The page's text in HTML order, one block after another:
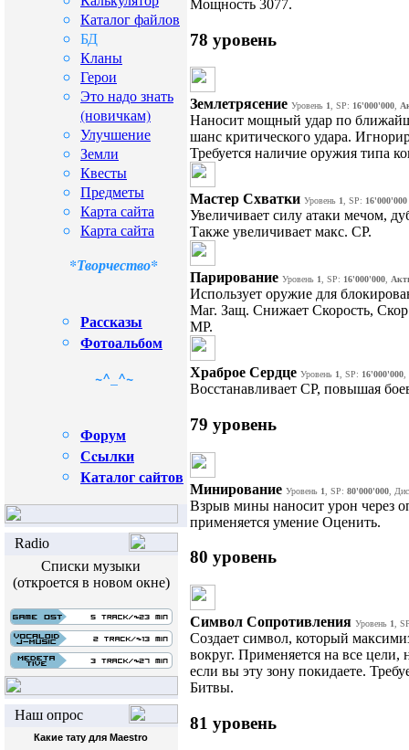
Каталог файлов
БД
Кланы
Герои
Это надо знать
(новичкам)
Улучшение
Земли
Квесты
Предметы
Карта сайта
Карта сайта
*Творчество*
Рассказы
Фотоальбом
~^_^~
Форум
Сcылки
Каталог сайтов
Radio
Списки музыки
(откроется в новом окне)
Наш опрос
Какие тату для Maestro
Мощность 3077.
78 уровень
Землетрясение Уровень 1, SP: 16'000'000,
Наносит мощный удар по
шанс критического удара.
Требуется наличие оружия типа
Мастер Схватки Уровень 1, SP: 16'000'000
Увеличивает силу атаки мечом,
Также увеличивает макс. CP.
Парирование Уровень 1, SP: 16'000'000,
Использует оружие для
Маг. Защ. Снижает Скорость,
MP.
Храброе Сердце Уровень 1, SP: 16'000'000,
Восстанавливает CP, повышая
79 уровень
Минирование Уровень 1 , SP: 80'000'000 ,
Взрыв мины наносит урон через
применяется умение Оценить.
80 уровень
Символ Сопротивления Уровень 1 ,
Создает символ, который
вокруг. Применяется на все цели,
если вы эту зону покидаете.
Битвы.
81 уровень